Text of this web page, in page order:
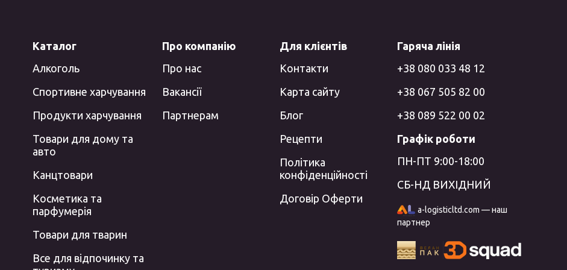
Каталог
Алкоголь
Спортивне харчування
Продукти харчування
Товари для дому та
авто
Канцтовари
Косметика та
парфумерія
Товари для тварин
Все для відпочинку та
Про компанію
Про нас
Вакансії
Партнерам
Для клієнтів
Контакти
Карта сайту
Блог
Рецепти
Політика
конфіденційності
Договір Оферти
Гаряча лінія
+38 080 033 48 12
+38 067 505 82 00
+38 089 522 00 02
Графік роботи
ПН-ПТ 9:00-18:00
СБ-НД ВИХІДНИЙ
a-logisticltd.com — наш
партнер